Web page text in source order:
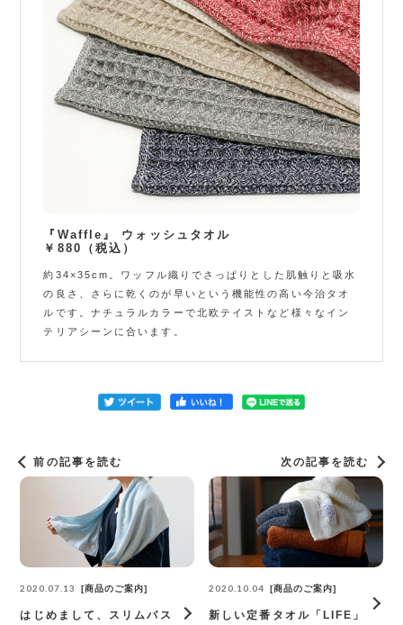
『Waffle』 ウォッシュタオル
￥880（税込）
約34×35cm。ワッフル織りでさっぱりとした肌触りと吸水
の良さ、さらに乾くのが早いという機能性の高い今治タオ
ルです。ナチュラルカラーで北欧テイストなど様々なイン
テリアシーンに合います。
前の記事を読む
2020.07.13 商品のご案内
はじめまして、スリムバス
次の記事を読む
2020.10.04 商品のご案内
新しい定番タオル「LIFE」